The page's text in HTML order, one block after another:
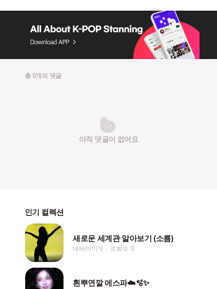
총 0개의 댓글
아직 댓글이 없어요
인기 컬렉션
새로운 세계관 알아보기 (소름)
네버마이🫧 조회수 0
흰뿌연깔 에스파☁️🫧✨